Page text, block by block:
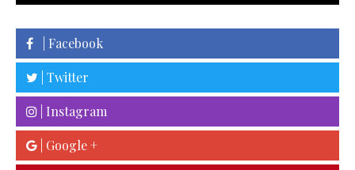
| Facebook
| Twitter
| Instagram
| Google +